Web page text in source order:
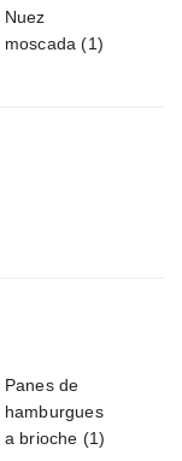
Nuez
moscada(1)
Panes de
hamburgues
a brioche (1)